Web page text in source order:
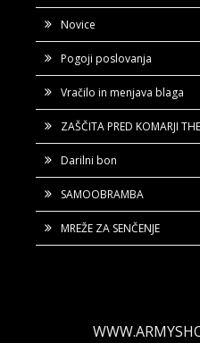
Novice
Pogoji poslovanja
Vračilo in menjava blaga
ZAŠČITA PRED KOMARJI
Darilni bon
SAMOOBRAMBA
MREŽE ZA SENČENJE